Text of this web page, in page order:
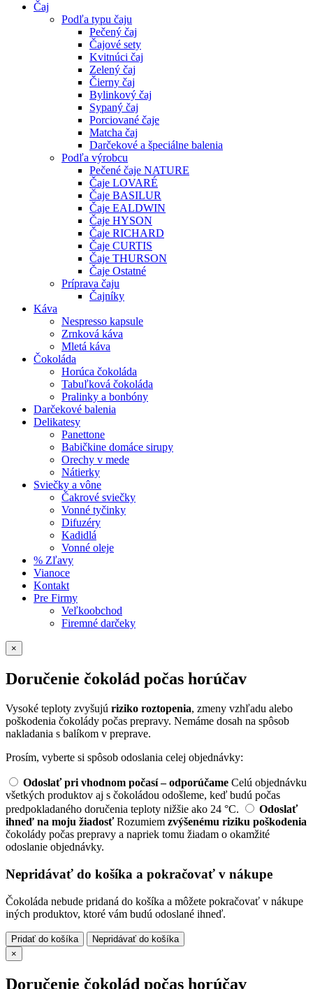
Čaj
Podľa typu čaju
Pečený čaj
Čajové sety
Kvitnúci čaj
Zelený čaj
Čierny čaj
Bylinkový čaj
Sypaný čaj
Porciované čaje
Matcha čaj
Darčekové a špeciálne balenia
Podľa výrobcu
Pečené čaje NATURE
Čaje LOVARÉ
Čaje BASILUR
Čaje EALDWIN
Čaje HYSON
Čaje RICHARD
Čaje CURTIS
Čaje THURSON
Čaje Ostatné
Príprava čaju
Čajníky
Káva
Nespresso kapsule
Zrnková káva
Mletá káva
Čokoláda
Horúca čokoláda
Tabuľková čokoláda
Pralinky a bonbóny
Darčekové balenia
Delikatesy
Panettone
Babičkine domáce sirupy
Orechy v mede
Nátierky
Sviečky a vône
Čakrové sviečky
Vonné tyčinky
Difuzéry
Kadidlá
Vonné oleje
% Zľavy
Vianoce
Kontakt
Pre Firmy
Veľkoobchod
Firemné darčeky
×
Doručenie čokolád počas horúčav
Vysoké teploty zvyšujú riziko roztopenia, zmeny vzhľadu alebo
poškodenia čokolády počas prepravy. Nemáme dosah na spôsob
nakladania s balíkom v preprave.
Prosím, vyberte si spôsob odoslania celej objednávky:
Odoslať pri vhodnom počasí – odporúčame Celú objednávku
všetkých produktov aj s čokoládou odošleme, keď budú počas
predpokladaného doručenia teploty nižšie ako 24 °C.
Odoslať
ihneď na moju žiadosť Rozumiem zvýšenému riziku poškodenia
čokolády počas prepravy a napriek tomu žiadam o okamžité
odoslanie objednávky.
Nepridávať do košíka a pokračovať v nákupe
Čokoláda nebude pridaná do košíka a môžete pokračovať v nákupe
iných produktov, ktoré vám budú odoslané ihneď.
Pridať do košíka
Nepridávať do košíka
×
Doručenie čokolád počas horúčav